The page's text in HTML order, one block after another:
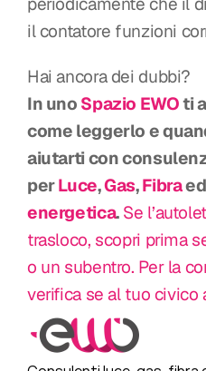
il contatore funzioni
Hai ancora dei dubbi?
In uno Spazio EWO ti
come leggerlo e
aiutarti con
per Luce, Gas, Fibra ed
energetica. Se
trasloco, scopri prima
o un subentro. Per la
verifica se al tuo civico